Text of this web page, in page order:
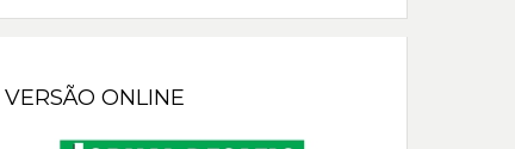
VERSÃO ONLINE